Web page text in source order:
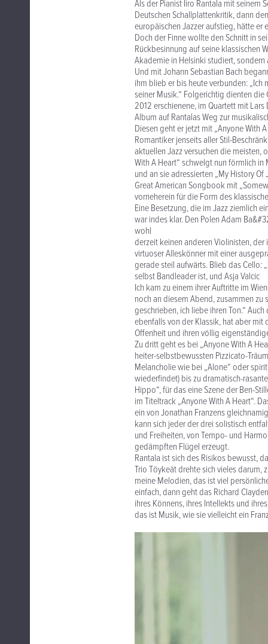
Als der Pianist Iiro Rantala mit seinem
Deutschen Schallplattenkritik, dann
europäischen Jazzer aufstieg, hätte er
Doch der Finne wollte den Schnitt in
Rückbesinnung auf seine klassischen
Akademie in Helsinki studiert,
Und mit Johann Sebastian Bach
ihm blieb er bis heute verbunden: „Ich
seiner Musik.“ Folgerichtig dienten die
2012 erschienene, im Quartett mit
Album auf Rantalas Weg zur
Diesen geht er jetzt mit „Anyone With
Romantiker jenseits aller Stil-
aktuellen Jazz versuchen die meisten,
With A Heart“ schwelgt nun förmlich
und an sie adressierten „My History
Great American Songbook mit
vorneherein für die Form des
Eine Besetzung, die im Jazz ziemlich
war indes klar. Den Polen Adam
wohl
derzeit keinen anderen Violinisten,
virtuoser Alleskönner mit einer
gerade steil aufwärts. Blieb das Cello:
selbst Bandleader ist, und Asja Valcic
Ich kam zu einem ihrer Auftritte im
noch an diesem Abend, zusammen zu
geschrieben, ich liebe ihren Ton.“
ebenfalls von der Klassik, hat aber mit
Offenheit und ihren völlig
Zu dritt geht es bei „Anyone With A
heiter-selbstbewussten Pizzicato-
Melancholie wie bei „Alone“ oder
wiederfindet) bis zu dramatisch-
Hippo“, für das eine Szene der Ben-
im Titeltrack „Anyone With A Heart“.
ein von Jonathan Franzens
kann sich jeder der drei solistisch
und Freiheiten, von Tempo- und
gedämpften Flügel erzeugt.
Rantala ist sich des Risikos bewusst,
Trio Töykeät drehte sich vieles darum,
meine Melodien, das ist viel
einfach, dann geht das Richard
ihres Könnens, ihres Intellekts und
das ist Musik, wie sie vielleicht ein